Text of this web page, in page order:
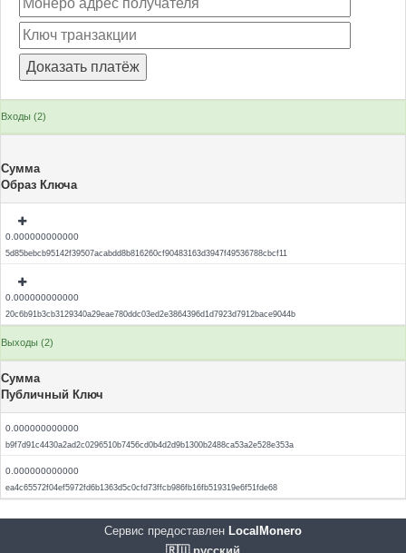
Входы (2)
Сумма
Образ Ключа
0.000000000000
5d85bebcb95142f39507acabdd8b816260cf90483163d3947f49536788cbcf11
0.000000000000
20c6b91b3cb3129340a29eae780ddc03ed2e3864396d1d7923d7912bace9044b
Выходы (2)
Сумма
Публичный Ключ
0.000000000000
b9f7d91c4430a2ad2c0296510b7456cd0b4d2d9b1300b2488ca53a2e528e353a
0.000000000000
ea4c65572f04ef5972fd6b1363d5c0cfd73ffcb986fb16fb519319e6f51fde68
Сервис предоставлен LocalMonero